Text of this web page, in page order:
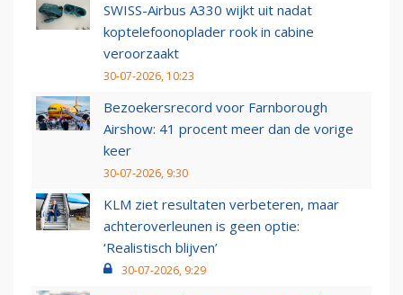
SWISS-Airbus A330 wijkt uit nadat
koptelefoonoplader rook in cabine
veroorzaakt
30-07-2026, 10:23
Bezoekersrecord voor Farnborough
Airshow: 41 procent meer dan de vorige
keer
30-07-2026, 9:30
KLM ziet resultaten verbeteren, maar
achteroverleunen is geen optie:
‘Realistisch blijven’
30-07-2026, 9:29